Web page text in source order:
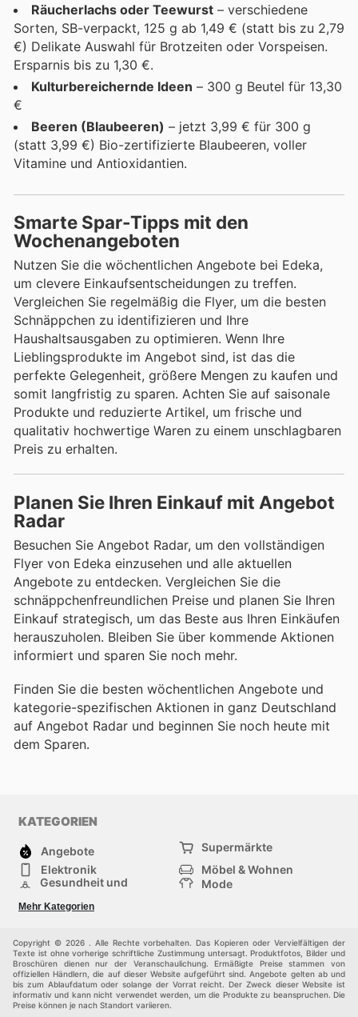
Räucherlachs oder Teewurst – verschiedene
Sorten, SB-verpackt, 125 g ab 1,49 € (statt bis zu 2,79
€) Delikate Auswahl für Brotzeiten oder Vorspeisen.
Ersparnis bis zu 1,30 €.
Kulturbereichernde Ideen – 300 g Beutel für 13,30
€
Beeren (Blaubeeren) – jetzt 3,99 € für 300 g
(statt 3,99 €) Bio-zertifizierte Blaubeeren, voller
Vitamine und Antioxidantien.
Smarte Spar-Tipps mit den
Wochenangeboten
Nutzen Sie die wöchentlichen Angebote bei Edeka,
um clevere Einkaufsentscheidungen zu treffen.
Vergleichen Sie regelmäßig die Flyer, um die besten
Schnäppchen zu identifizieren und Ihre
Haushaltsausgaben zu optimieren. Wenn Ihre
Lieblingsprodukte im Angebot sind, ist das die
perfekte Gelegenheit, größere Mengen zu kaufen und
somit langfristig zu sparen. Achten Sie auf saisonale
Produkte und reduzierte Artikel, um frische und
qualitativ hochwertige Waren zu einem unschlagbaren
Preis zu erhalten.
Planen Sie Ihren Einkauf mit Angebot
Radar
Besuchen Sie Angebot Radar, um den vollständigen
Flyer von Edeka einzusehen und alle aktuellen
Angebote zu entdecken. Vergleichen Sie die
schnäppchenfreundlichen Preise und planen Sie Ihren
Einkauf strategisch, um das Beste aus Ihren Einkäufen
herauszuholen. Bleiben Sie über kommende Aktionen
informiert und sparen Sie noch mehr.
Finden Sie die besten wöchentlichen Angebote und
kategorie-spezifischen Aktionen in ganz Deutschland
auf Angebot Radar und beginnen Sie noch heute mit
dem Sparen.
KATEGORIEN
Angebote
Supermärkte
Elektronik
Möbel & Wohnen
Gesundheit und
Mode
Sportartikel und
Sportbekleidung
Einkaufzentren
Andere
Mehr Kategorien
Copyright © 2026 . Alle Rechte vorbehalten. Das Kopieren oder Vervielfältigen der
Texte ist ohne vorherige schriftliche Zustimmung untersagt. Produktfotos, Bilder und
Broschüren dienen nur der Veranschaulichung. Ermäßigte Preise stammen von
offiziellen Händlern, die auf dieser Website aufgeführt sind. Angebote gelten ab und
bis zum Ablaufdatum oder solange der Vorrat reicht. Der Zweck dieser Website ist
informativ und kann nicht verwendet werden, um die Produkte zu beanspruchen. Die
Preise können je nach Standort variieren.